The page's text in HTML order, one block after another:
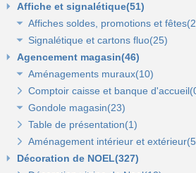
Affiche et signalétique(51)
Affiches soldes, promotions et
Affiches fêtes(5)
Affiches soldes(21)
Signalétique et cartons fluo(25)
Cartons fluo(13)
Plaques signalétiques(10)
Tableaux horaires(2)
Agencement magasin(46)
Aménagements muraux(10)
Panneaux rainurés et
Panneaux rainurés(0)
Rails et profils(0)
Gondole panneau rainuré(2)
Broches pour panneaux(3)
Panneaux en bois Opus(0)
Panneaux Opus(0)
Tablettes bois et supports
Accessoires pour panneaux
Comptoir caisse et banque
Gondole magasin(23)
Gondoles métalliques fond
Gondole simple de départ fond
Gondole double de départ(0)
Gondoles métalliques fond bois(8)
Gondole simple de départ fond
Table de présentation(1)
Aménagement intérieur et
Décoration de NOEL(327)